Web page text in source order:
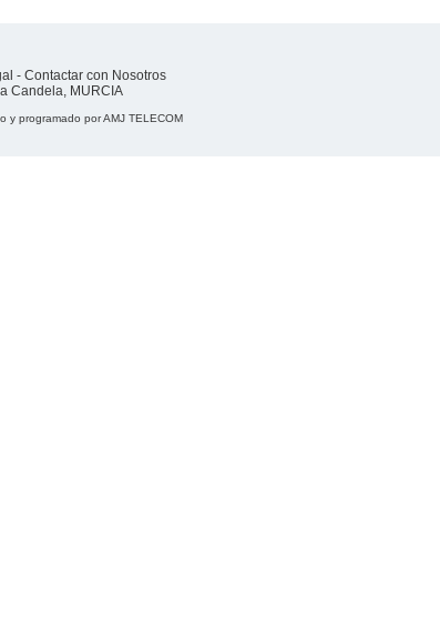
- Contactar con Nosotros
Candela, MURCIA
y programado porAMJ TELECOM